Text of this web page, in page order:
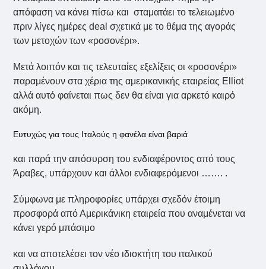
απόφαση να κάνει πίσω και σταματάει το τελειωμένο
πριν λίγες ημέρες deal σχετικά με το θέμα της αγοράς
των μετοχών των «ροσονέρι».
Μετά λοιπόν και τις τελευταίες εξελίξεις οι «ροσονέρι»
παραμένουν στα χέρια της αμερικανικής εταιρείας Elliot
αλλά αυτό φαίνεται πως δεν θα είναι για αρκετό καιρό
ακόμη.
Ευτυχώς για τους Ιταλούς η φανέλα είναι βαριά
και παρά την απόσυρση του ενδιαφέροντος από τους
Άραβες, υπάρχουν και άλλοι ενδιαφερόμενοι ……. .
Σύμφωνα με πληροφορίες υπάρχει σχεδόν έτοιμη
προσφορά από Αμερικάνικη εταιρεία που αναμένεται να
κάνει γερό μπάσιμο
και να αποτελέσει τον νέο ιδιοκτήτη του ιταλικού